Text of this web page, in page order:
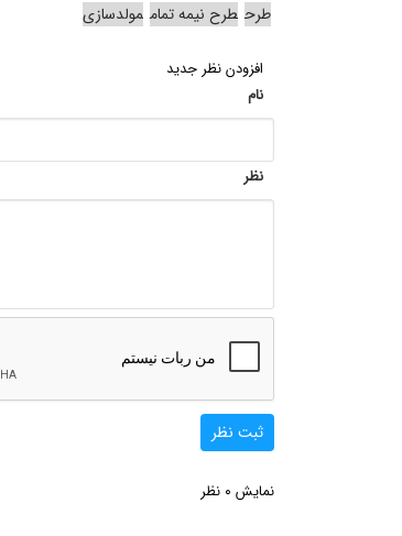
طرح طرح نیمه تمام مولدسازی
افزودن نظر جدید
نام
نظر
ثبت نظر
نمایش 0 نظر